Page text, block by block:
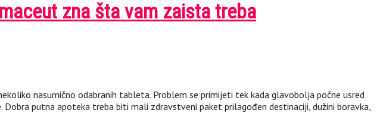
zna šta vam zaista treba
nasumično odabranih tableta. Problem se primijeti tek kada glavobolja počne usred
putna apoteka treba biti mali zdravstveni paket prilagođen destinaciji, dužini boravka,